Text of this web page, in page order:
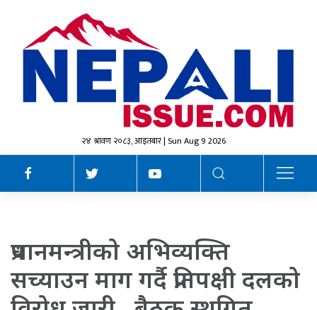
२४ श्रावण २०८३, आइतबार | Sun Aug 9 2026
प्रधानमन्त्रीको अभिव्यक्ति
सच्याउन माग गर्दै प्रतिपक्षी दलको